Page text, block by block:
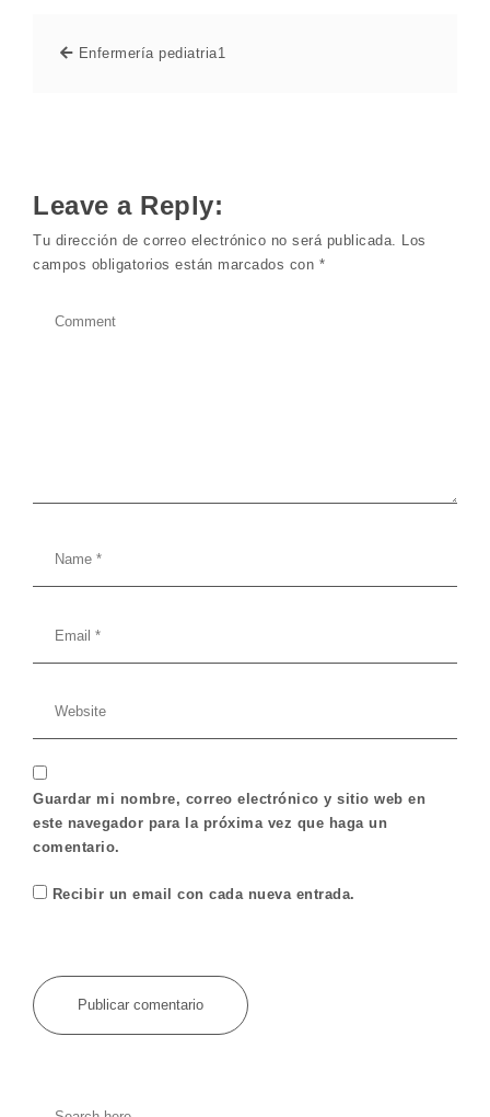
Enfermería pediatria1
Leave a Reply:
Tu dirección de correo electrónico no será publicada. Los
campos obligatorios están marcados con *
Guardar mi nombre, correo electrónico y sitio web en
este navegador para la próxima vez que haga un
comentario.
Recibir un email con cada nueva entrada.